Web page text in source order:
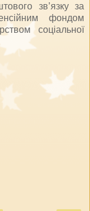
зв’язку за
фондом
соціальної